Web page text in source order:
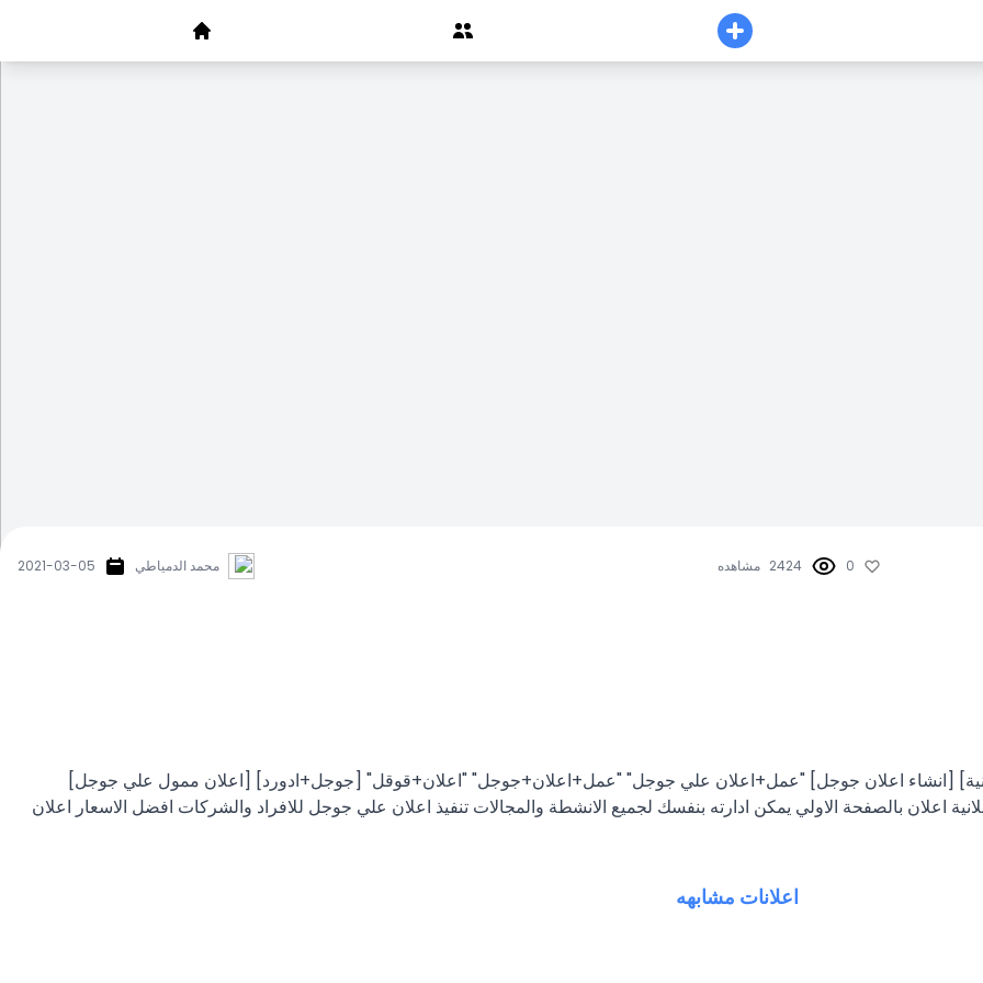
0
2424 مشاهده محمد الدمياطي 2021-03-05
[انشاء اعلان جوجل] "عمل+اعلان علي جوجل" "عمل+اعلان+جوجل" "اعلان+قوقل" [جوجل+ادورد] [اعلان ممول علي جوجل]
اعلان بالصفحة الاولي يمكن ادارته بنفسك لجميع الانشطة والمجالات تنفيذ اعلان علي جوجل للافراد والشركات افضل الاسعار اعلان
اعلانات مشابهه